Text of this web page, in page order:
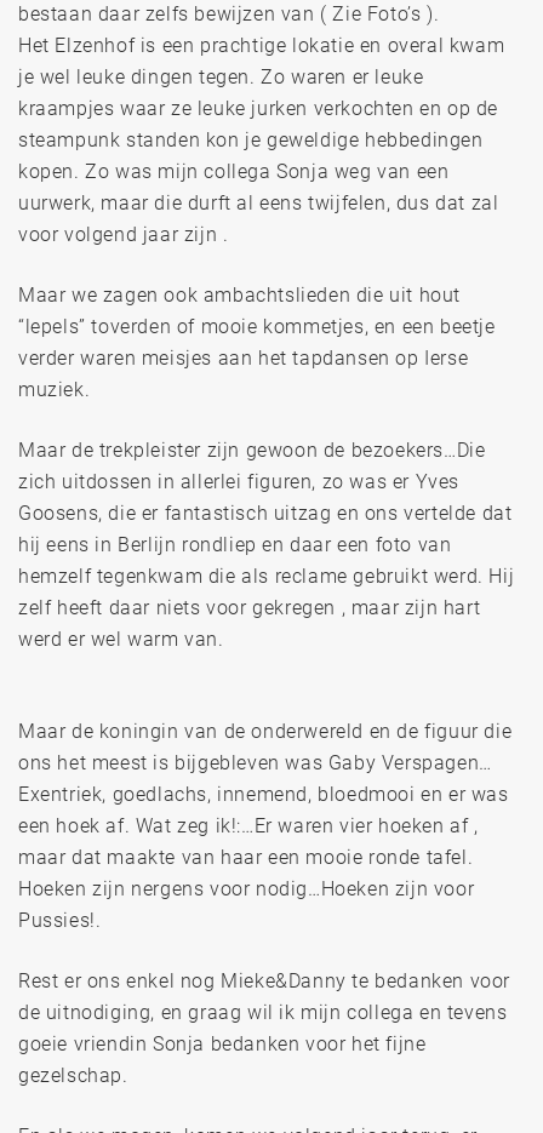
bestaan daar zelfs bewijzen van ( Zie Foto’s ).
Het Elzenhof is een prachtige lokatie en overal kwam
je wel leuke dingen tegen. Zo waren er leuke
kraampjes waar ze leuke jurken verkochten en op de
steampunk standen kon je geweldige hebbedingen
kopen. Zo was mijn collega Sonja weg van een
uurwerk, maar die durft al eens twijfelen, dus dat zal
voor volgend jaar zijn .
Maar we zagen ook ambachtslieden die uit hout
“lepels” toverden of mooie kommetjes, en een beetje
verder waren meisjes aan het tapdansen op Ierse
muziek.
Maar de trekpleister zijn gewoon de bezoekers…Die
zich uitdossen in allerlei figuren, zo was er Yves
Goosens, die er fantastisch uitzag en ons vertelde dat
hij eens in Berlijn rondliep en daar een foto van
hemzelf tegenkwam die als reclame gebruikt werd. Hij
zelf heeft daar niets voor gekregen , maar zijn hart
werd er wel warm van.
Maar de koningin van de onderwereld en de figuur die
ons het meest is bijgebleven was Gaby Verspagen…
Exentriek, goedlachs, innemend, bloedmooi en er was
een hoek af. Wat zeg ik!:…Er waren vier hoeken af ,
maar dat maakte van haar een mooie ronde tafel.
Hoeken zijn nergens voor nodig…Hoeken zijn voor
Pussies!.
Rest er ons enkel nog Mieke&Danny te bedanken voor
de uitnodiging, en graag wil ik mijn collega en tevens
goeie vriendin Sonja bedanken voor het fijne
gezelschap.